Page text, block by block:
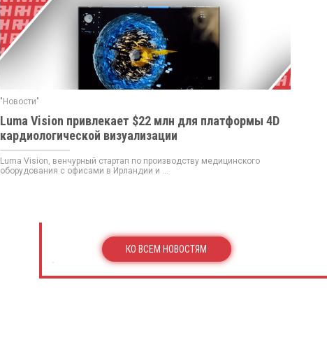
"Новости"
Luma Vision привлекает $22 млн для платформы 4D
кардиологической визуализации
Luma Vision, венчурный стартап по производству медицинского
оборудования с офисами в Ирландии и ...
КО ВСЕМ НОВОСТЯМ